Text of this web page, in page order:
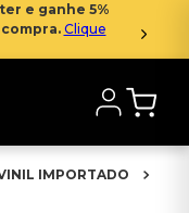
e ganhe 5%
Clique
IMPORTADO